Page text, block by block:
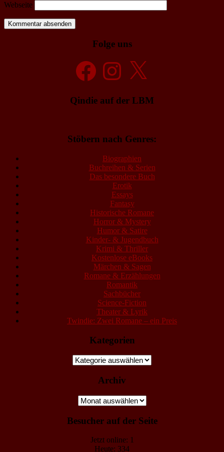
Webseite
Folge uns
FacebookInstagramX
Qindie auf der LBM
Stöbern nach Genres:
Biographien
Buchreihen & Serien
Das besondere Buch
Erotik
Essays
Fantasy
Historische Romane
Horror & Mystery
Humor & Satire
Kinder- & Jugendbuch
Krimi & Thriller
Kostenlose eBooks
Märchen & Sagen
Romane & Erzählungen
Romantik
Sachbücher
Science-Fiction
Theater & Lyrik
Twindie: Zwei Romane – ein Preis
Kategorien
Kategorien
Archiv
Archiv
Besucher auf der Seite
Jetzt online: 1
Heute: 334